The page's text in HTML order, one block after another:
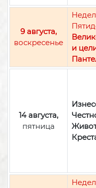
9 августа,
воскресенье
и
14 августа,
пятница